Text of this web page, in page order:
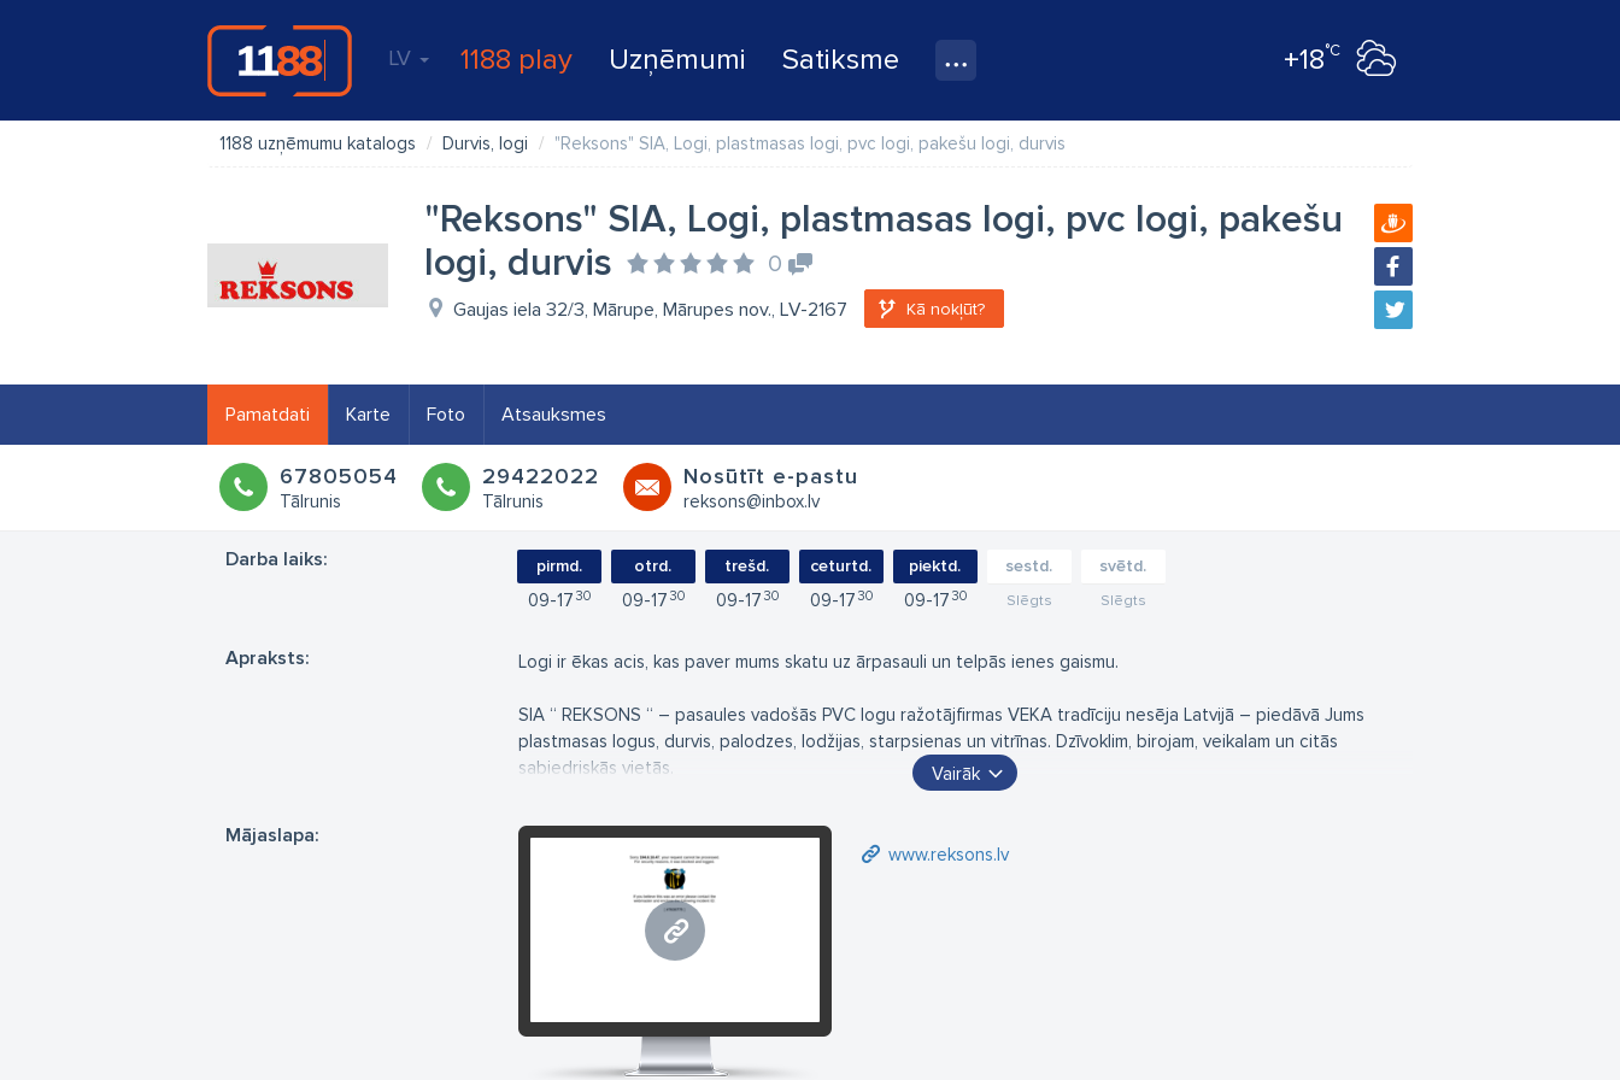
LV 1188 play Uzņēmumi Satiksme +18°C
1188 uzņēmumu katalogs Durvis, logi "Reksons" SIA, Logi, plastmasas logi, pvc logi, pakešu logi, durvis
"Reksons" SIA, Logi, plastmasas logi, pvc logi, pakešu
logi, durvis
0
Gaujas iela 32/3, Mārupe, Mārupes nov., LV-2167 Kā nokļūt?
Pamatdati Karte Foto Atsauksmes
67805054
Tālrunis
29422022
Tālrunis
Nosūtīt e-pastu
reksons@inbox.lv
Darba laiks: pirmd.
09 17 30
otrd.
09 17 30
trešd.
09 17 30
ceturtd.
09 17 30
piektd.
09 17 30
sestd.
Slēgts
svētd.
Slēgts
Apraksts: Logi ir ēkas acis, kas paver mums skatu uz ārpasauli un telpās ienes gaismu.
SIA “ REKSONS “ – pasaules vadošās PVC logu ražotājfirmas VEKA tradīciju nesēja Latvijā – piedāvā Jums
plastmasas logus, durvis, palodzes, lodžijas, starpsienas un vitrīnas. Dzīvoklim, birojam, veikalam un citās
sabiedriskās vietās.
Telpās lieliski iederēsies logi un durvis, kas veidoti ar mūsdienīgu dizainu un no ekoloģiski tīriem materiāliem.
Firma “ REKSONS “ piedāvā kvalificētu logu un durvju speciālistus, kuri veiks to uzstādīšanu.
Bezmaksas konsultācijas un mērīšana. Pasūtījumi tiek izpildīti 5 darba dienu dienu laikā. Iespējams izdevīgs
Pateicoties veiksmīgam Softline dizainam, ir daudzveidīgas iespējas logu projektēšanā. Tie ne tikai labi
iederēsies jaunbūves ēkās, bet arī piešķirs otru jaunību vecai mājai vai dzīvoklim.
Vairāk
Mājaslapa:
www.reksons.lv
www.reksons.lv